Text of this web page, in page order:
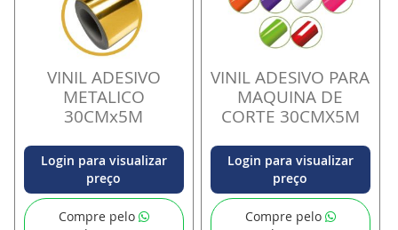
VINIL ADESIVO
METALICO
30CMx5M
Login para visualizar
preço
Compre pelo
VINIL ADESIVO PARA
MAQUINA DE
CORTE 30CMX5M
Login para visualizar
preço
Compre pelo